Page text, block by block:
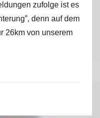
n
M
a
zufolge ist es
denn auf dem
26km von unserem